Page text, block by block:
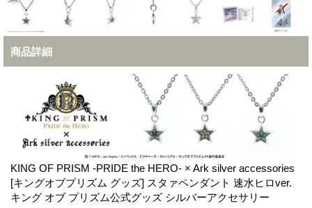
商品詳細
KING OF PRISM -PRIDE the HERO- × Ark silver accessories
[キングオブプリズム グッズ] スタァペンダント 速水ヒロver.
キング オブ プリズム公式グッズ シルバーアクセサリー